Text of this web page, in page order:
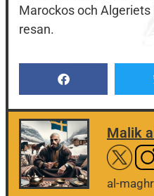
Marockos och
resan.
Malik
al-